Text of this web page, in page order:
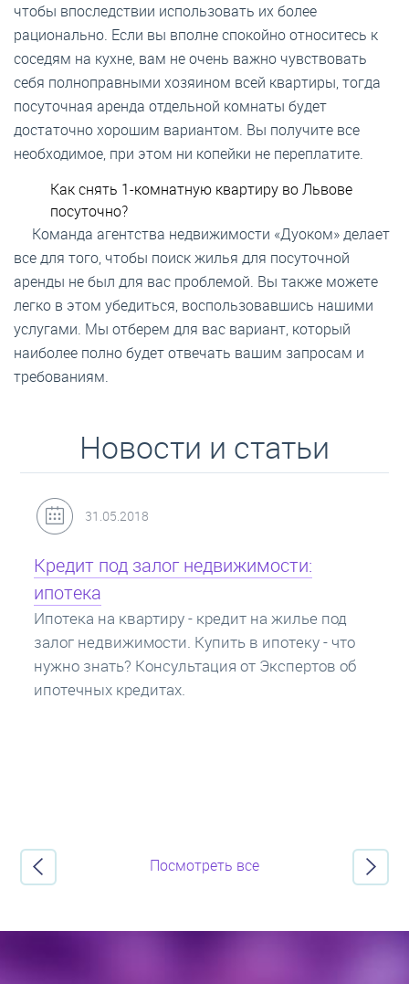
чтобы впоследствии использовать их более
рационально. Если вы вполне спокойно относитесь к
соседям на кухне, вам не очень важно чувствовать
себя полноправными хозяином всей квартиры, тогда
посуточная аренда отдельной комнаты будет
достаточно хорошим вариантом. Вы получите все
необходимое, при этом ни копейки не переплатите.
Как снять 1-комнатную квартиру во Львове
посуточно?
Команда агентства недвижимости «Дуоком» делает
все для того, чтобы поиск жилья для посуточной
аренды не был для вас проблемой. Вы также можете
легко в этом убедиться, воспользовавшись нашими
услугами. Мы отберем для вас вариант, который
наиболее полно будет отвечать вашим запросам и
требованиям.
Новости и статьи
31.05.2018
Кредит под залог недвижимости:
ипотека
Ипотека на квартиру - кредит на жилье под
залог недвижимости. Купить в ипотеку - что
нужно знать? Консультация от Экспертов об
ипотечных кредитах.
Посмотреть все